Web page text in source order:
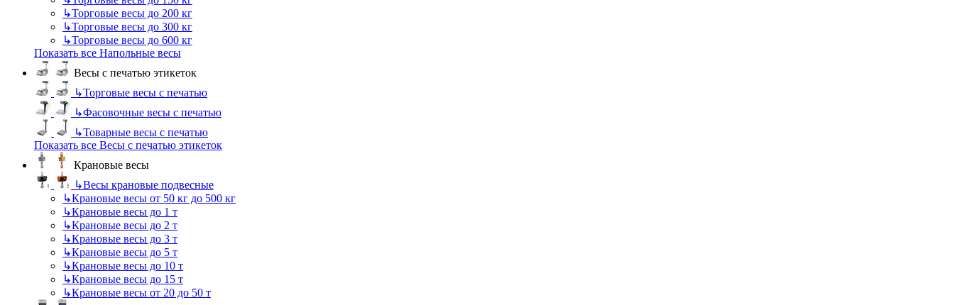
↳Торговые весы до 200 кг
↳Торговые весы до 300 кг
↳Торговые весы до 600 кг
Показать все Напольные весы
Весы с печатью этикеток
↳Торговые весы с печатью
↳Фасовочные весы с печатью
↳Товарные весы с печатью
Показать все Весы с печатью этикеток
Крановые весы
↳Весы крановые подвесные
↳Крановые весы от 50 кг до 500 кг
↳Крановые весы до 1 т
↳Крановые весы до 2 т
↳Крановые весы до 3 т
↳Крановые весы до 5 т
↳Крановые весы до 10 т
↳Крановые весы до 15 т
↳Крановые весы от 20 до 50 т